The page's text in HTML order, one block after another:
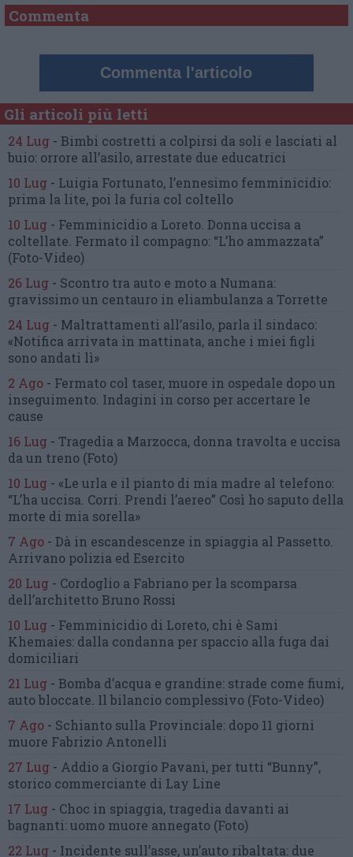
Commenta
Commenta l'articolo
Gli articoli più letti
24 Lug - Bimbi costretti a colpirsi da soli e lasciati al
buio: orrore all’asilo, arrestate due educatrici
10 Lug - Luigia Fortunato, l’ennesimo femminicidio:
prima la lite, poi la furia col coltello
10 Lug - Femminicidio a Loreto. Donna uccisa a
coltellate. Fermato il compagno: “L’ho ammazzata”
(Foto-Video)
26 Lug - Scontro tra auto e moto a Numana:
gravissimo un centauro in eliambulanza a Torrette
24 Lug - Maltrattamenti all’asilo, parla il sindaco:
«Notifica arrivata in mattinata, anche i miei figli
sono andati lì»
2 Ago - Fermato col taser, muore in ospedale dopo un
inseguimento. Indagini in corso per accertare le
cause
16 Lug - Tragedia a Marzocca, donna travolta e uccisa
da un treno (Foto)
10 Lug - «Le urla e il pianto di mia madre al telefono:
“L’ha uccisa. Corri. Prendi l’aereo” Così ho saputo della
morte di mia sorella»
7 Ago - Dà in escandescenze in spiaggia al Passetto.
Arrivano polizia ed Esercito
20 Lug - Cordoglio a Fabriano per la scomparsa
dell’architetto Bruno Rossi
10 Lug - Femminicidio di Loreto, chi è Sami
Khemaies: dalla condanna per spaccio alla fuga dai
domiciliari
21 Lug - Bomba d’acqua e grandine: strade come fiumi,
auto bloccate. Il bilancio complessivo (Foto-Video)
7 Ago - Schianto sulla Provinciale: dopo 11 giorni
muore Fabrizio Antonelli
27 Lug - Addio a Giorgio Pavani, per tutti “Bunny”,
storico commerciante di Lay Line
17 Lug - Choc in spiaggia, tragedia davanti ai
bagnanti:uomo muore annegato (Foto)
22 Lug - Incidente sull’asse, un’auto ribaltata: due